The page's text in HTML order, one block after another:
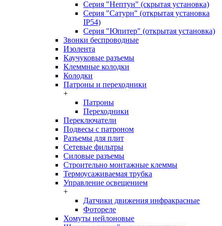
Серия "Нептун" (скрытая установка)
Серия "Сатурн" (открытая установка
IP54)
Серия "Юпитер" (открытая установка)
Звонки беспроводные
Изолента
Каучуковые разъемы
Клеммные колодки
Колодки
Патроны и переходники
+
Патроны
Переходники
Переключатели
Подвесы с патроном
Разъемы для плит
Сетевые фильтры
Силовые разъемы
Строительно монтажные клеммы
Термоусаживаемая трубка
Управление освещением
+
Датчики движения инфракрасные
Фотореле
Хомуты нейлоновые